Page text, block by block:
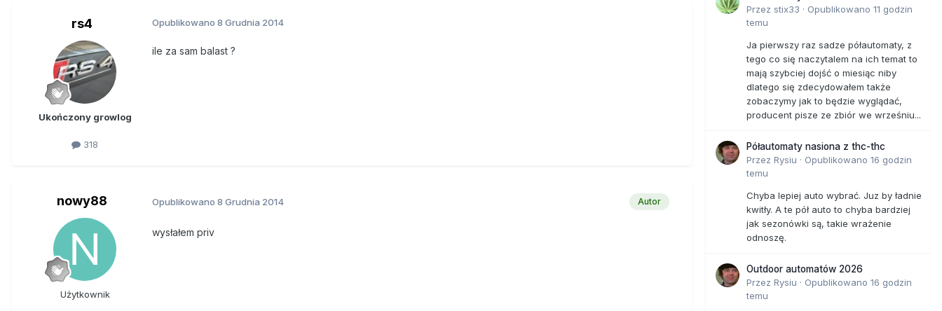
rs4
Ukończony growlog
318
Opublikowano 8 Grudnia 2014
ile za sam balast ?
nowy88
Użytkownik
Autor
Opublikowano 8 Grudnia 2014
wysłałem priv
Przez stix33 · Opublikowano 11 godzin
temu
Ja pierwszy raz sadze półautomaty, z
tego co się naczytalem na ich temat to
mają szybciej dojść o miesiąc niby
dlatego się zdecydowałem także
zobaczymy jak to będzie wyglądać,
producent pisze ze zbiór we wrześniu...
Półautomaty nasiona z thc-thc
Przez Rysiu · Opublikowano 16 godzin
temu
Chyba lepiej auto wybrać. Juz by ładnie
kwitły. A te pół auto to chyba bardziej
jak sezonówki są, takie wrażenie
odnoszę.
Outdoor automatów 2026
Przez Rysiu · Opublikowano 16 godzin
temu